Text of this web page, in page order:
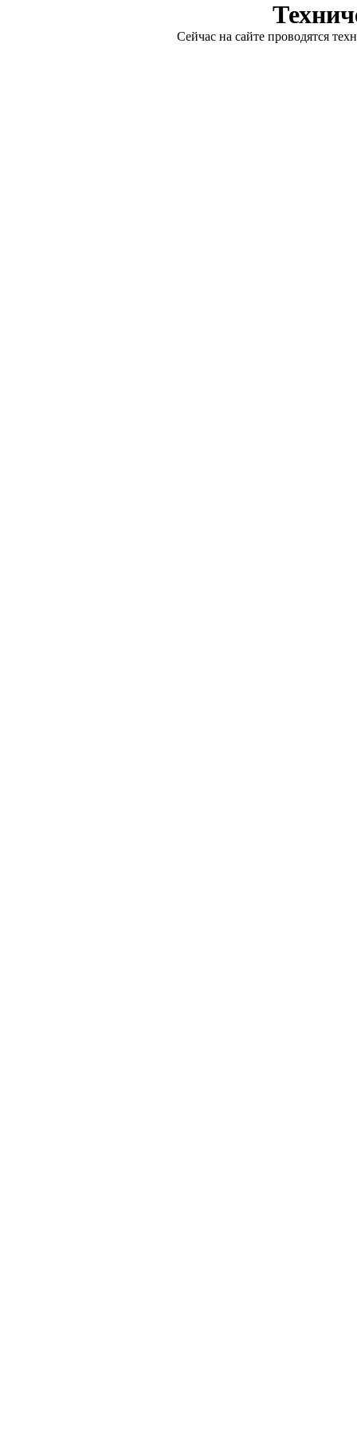
Сейчас на сайте проводятся